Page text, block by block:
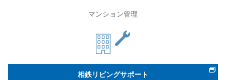
マンション管理
相鉄リビングサポート